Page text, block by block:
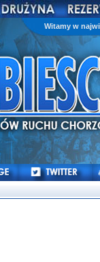
Witamy w